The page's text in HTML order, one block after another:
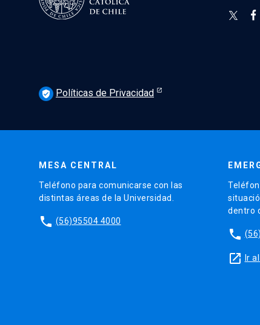
verified_user Políticas de Privacidad
MESA CENTRAL
Teléfono para comunicarse con las
distintas áreas de la Universidad.
phone (56)95504 4000
dentro
phone
launch Ir